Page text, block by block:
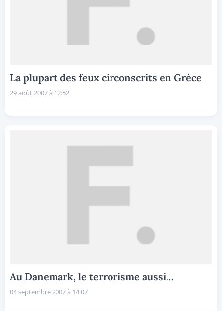
La plupart des feux circonscrits en Grèce
29 août 2007 à 12:52
Au Danemark, le terrorisme aussi…
04 septembre 2007 à 14:07